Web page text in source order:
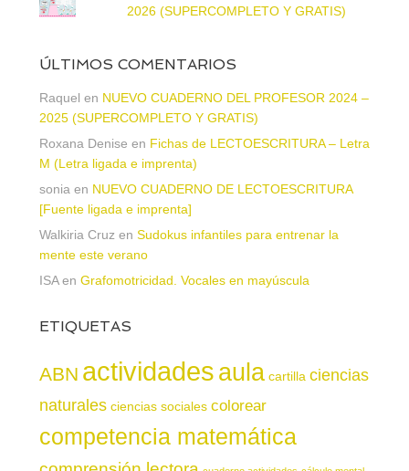
2026 (SUPERCOMPLETO Y GRATIS)
ÚLTIMOS COMENTARIOS
Raquel en NUEVO CUADERNO DEL PROFESOR 2024 –
2025 (SUPERCOMPLETO Y GRATIS)
Roxana Denise en Fichas de LECTOESCRITURA – Letra
M (Letra ligada e imprenta)
sonia en NUEVO CUADERNO DE LECTOESCRITURA
[Fuente ligada e imprenta]
Walkiria Cruz en Sudokus infantiles para entrenar la
mente este verano
ISAen Grafomotricidad. Vocales en mayúscula
ETIQUETAS
ABN actividadesaula cartilla ciencias
naturales ciencias sociales colorear
competencia matemática